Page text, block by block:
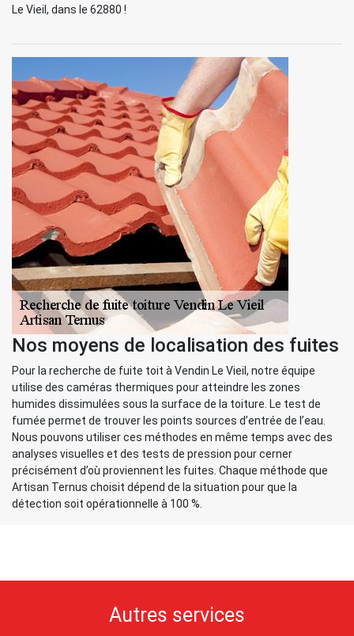
Le Vieil, dans le 62880 !
Nos moyens de localisation des fuites
Pour la recherche de fuite toit à Vendin Le Vieil, notre équipe
utilise des caméras thermiques pour atteindre les zones
humides dissimulées sous la surface de la toiture. Le test de
fumée permet de trouver les points sources d’entrée de l’eau.
Nous pouvons utiliser ces méthodes en même temps avec des
analyses visuelles et des tests de pression pour cerner
précisément d’où proviennent les fuites. Chaque méthode que
Artisan Ternus choisit dépend de la situation pour que la
détection soit opérationnelle à 100 %.
Autres services